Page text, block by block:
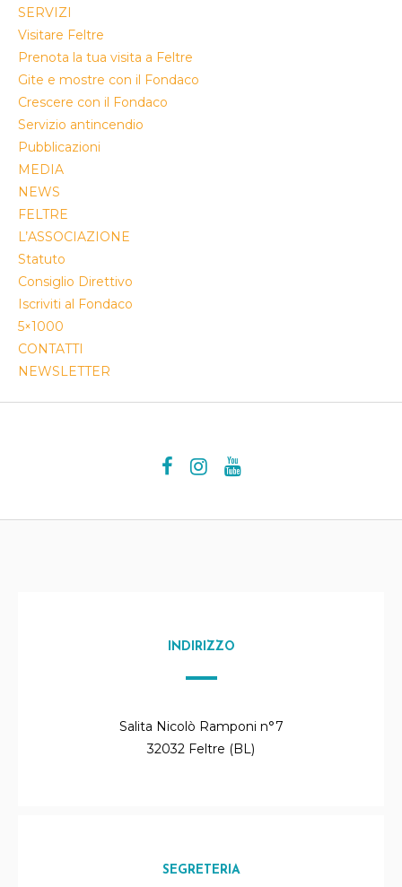
SERVIZI
Visitare Feltre
Prenota la tua visita a Feltre
Gite e mostre con il Fondaco
Crescere con il Fondaco
Servizio antincendio
Pubblicazioni
MEDIA
NEWS
FELTRE
L’ASSOCIAZIONE
Statuto
Consiglio Direttivo
Iscriviti al Fondaco
5×1000
CONTATTI
NEWSLETTER
INDIRIZZO
Salita Nicolò Ramponi n°7
32032 Feltre (BL)
SEGRETERIA